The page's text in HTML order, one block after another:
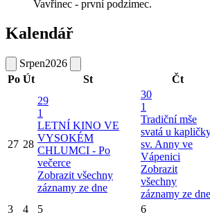
Vavřinec - první podzimec.
Kalendář
Srpen2026
Po Út St Čt
27 28
29
1
LETNÍ KINO VE
VYSOKÉM
CHLUMCI - Po
večerce
Zobrazit všechny
záznamy ze dne
30
1
Tradiční mše
svatá u
sv. Anny ve
Vápenici
Zobrazit
všechny
záznamy ze dne
3 4 5 6